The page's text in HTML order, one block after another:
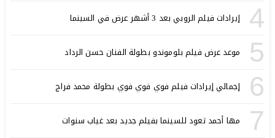
4 إيرادات فيلم الروبي بعد 3 أشهر عرض في السينما
5 موعد عرض فيلم بلوموندو بطولة الفنان حسن الرداد
6 إجمالي إيرادات فيلم فوي فوي فوي بطولة محمد فراج
7 مها أحمد تعود للسينما بفيلم جديد بعد غياب سنوات